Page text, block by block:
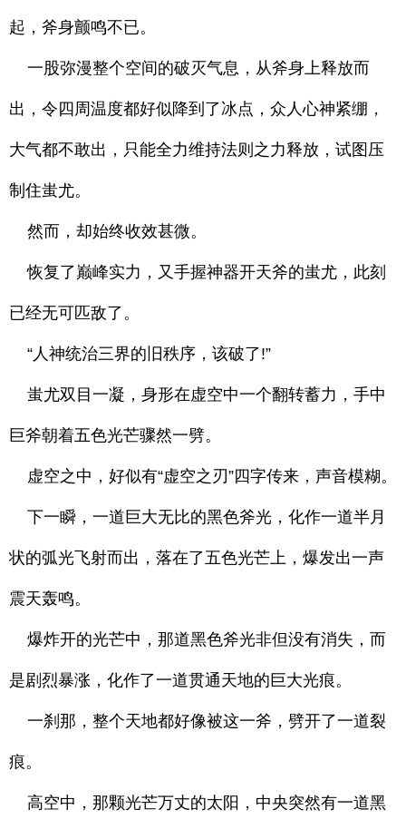
起，斧身颤鸣不已。
一股弥漫整个空间的破灭气息，从斧身上释放而
出，令四周温度都好似降到了冰点，众人心神紧绷，
大气都不敢出，只能全力维持法则之力释放，试图压
制住蚩尤。
然而，却始终收效甚微。
恢复了巅峰实力，又手握神器开天斧的蚩尤，此刻
已经无可匹敌了。
“人神统治三界的旧秩序，该破了!”
蚩尤双目一凝，身形在虚空中一个翻转蓄力，手中
巨斧朝着五色光芒骤然一劈。
虚空之中，好似有“虚空之刃”四字传来，声音模糊。
下一瞬，一道巨大无比的黑色斧光，化作一道半月
状的弧光飞射而出，落在了五色光芒上，爆发出一声
震天轰鸣。
爆炸开的光芒中，那道黑色斧光非但没有消失，而
是剧烈暴涨，化作了一道贯通天地的巨大光痕。
一刹那，整个天地都好像被这一斧，劈开了一道裂
痕。
高空中，那颗光芒万丈的太阳，中央突然有一道黑